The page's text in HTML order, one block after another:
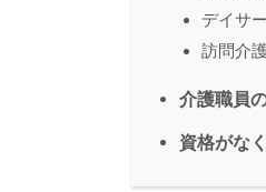
デイサ
訪問介
介護職員
資格がな